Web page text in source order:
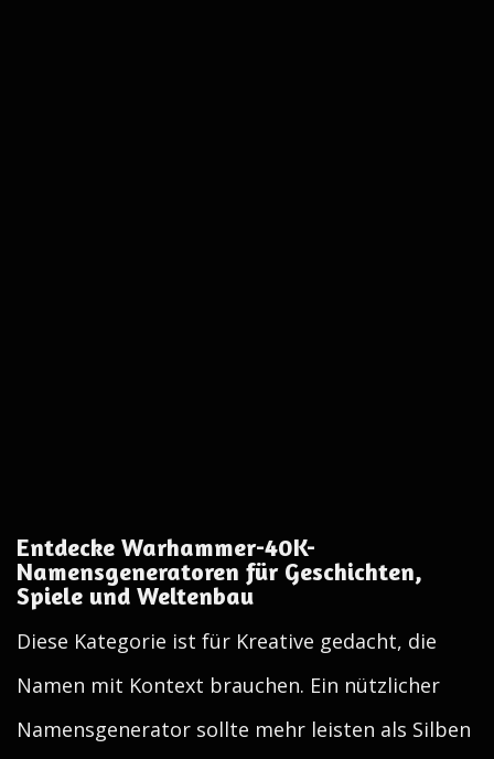
Entdecke Warhammer-40K-
Namensgeneratoren für Geschichten,
Spiele und Weltenbau
Diese Kategorie ist für Kreative gedacht, die
Namen mit Kontext brauchen. Ein nützlicher
Namensgenerator sollte mehr leisten als Silben